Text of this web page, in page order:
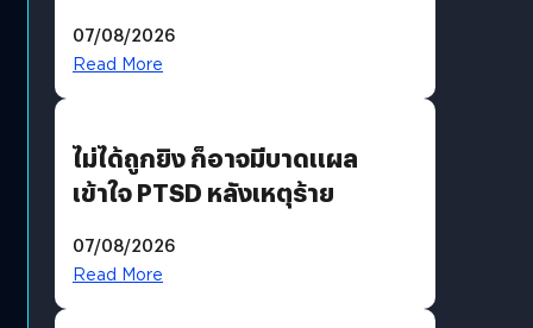
07/08/2026
Read More
ไม่ได้ถูกยิง ก็อาจมีบาดแผล
เข้าใจ PTSD หลังเหตุร้าย
07/08/2026
Read More